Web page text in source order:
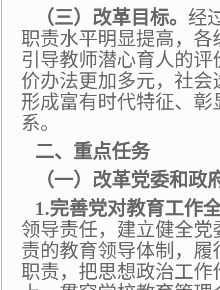
（三）改革目标。 经
职责水平明显提高，
引导教师潜心育人的
价办法更加多元，社
形成富有时代特征、
系。
二、重点任务
（一）改革党委和
1.完善党对教育工作
领导责任，建立健全
责的教育领导体制，
职责，把思想政治工